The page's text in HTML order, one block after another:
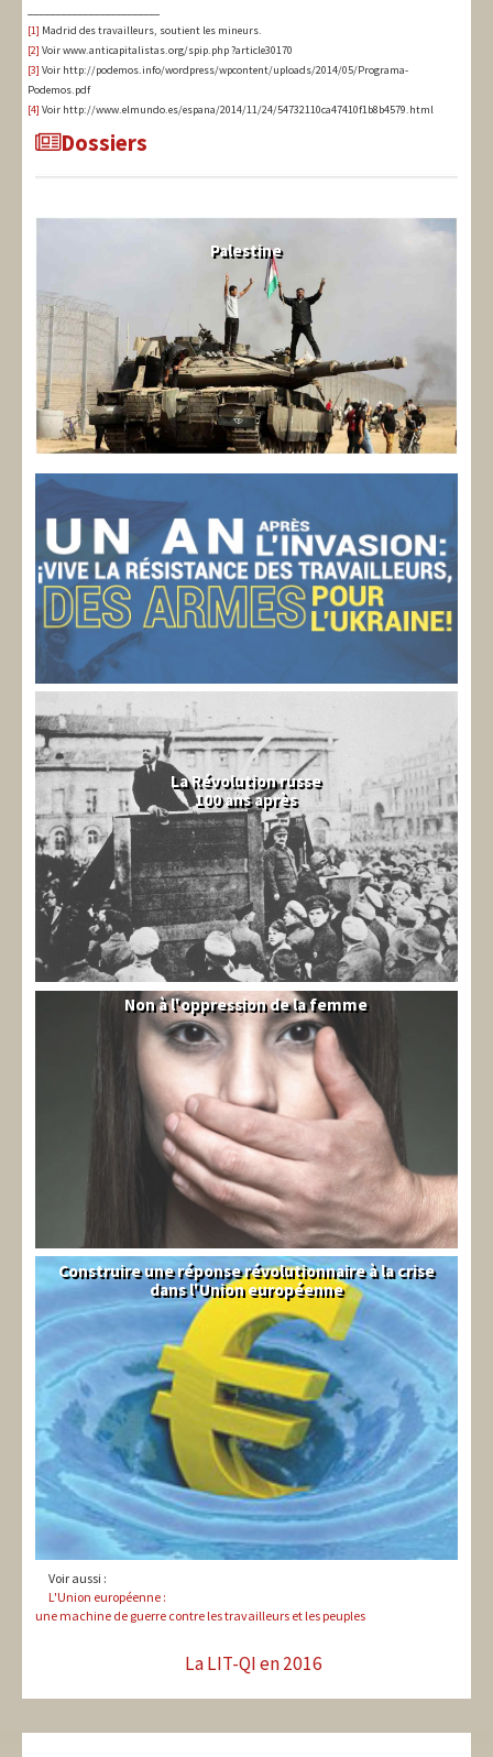
[1] Madrid des travailleurs, soutient les mineurs.
[2] Voir www.anticapitalistas.org/spip.php ?article30170
[3] Voir http://podemos.info/wordpress/wpcontent/uploads/2014/05/Programa-
Podemos.pdf
[4] Voir http://www.elmundo.es/espana/2014/11/24/54732110ca47410f1b8b4579.html
Dossiers
Palestine
La Révolution russe
100 ans après
Syrie
Non à l'oppression de la femme
Syndical
Construire une réponse révolutionnaire à la crise
dans l'Union européenne
Voir aussi :
L'Union européenne :
une machine de guerre contre les travailleurs et les peuples
La LIT-QI en 2016